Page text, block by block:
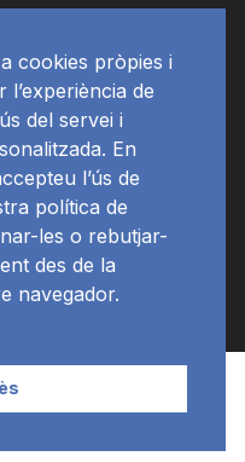
Programació
cookies pròpies i
de
del servei i
En
l’ús de
política de
les o rebutjar-
des de la
navegador.